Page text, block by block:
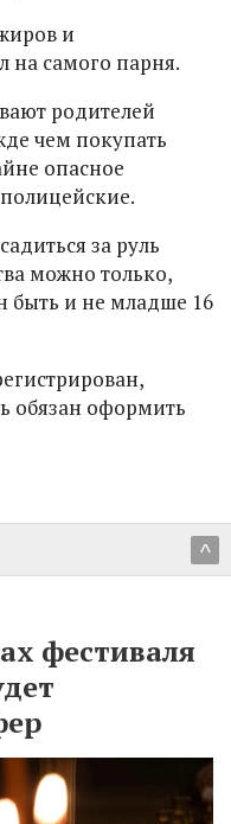
и
на самого парня.
родителей
чем покупать
опасное
за руль
можно только,
быть и не младше 16
обязан оформить
^
фестиваля